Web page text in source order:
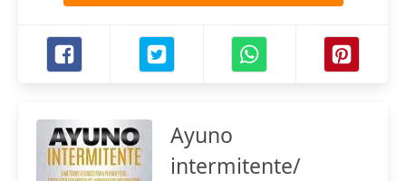
Ayuno
intermitente/